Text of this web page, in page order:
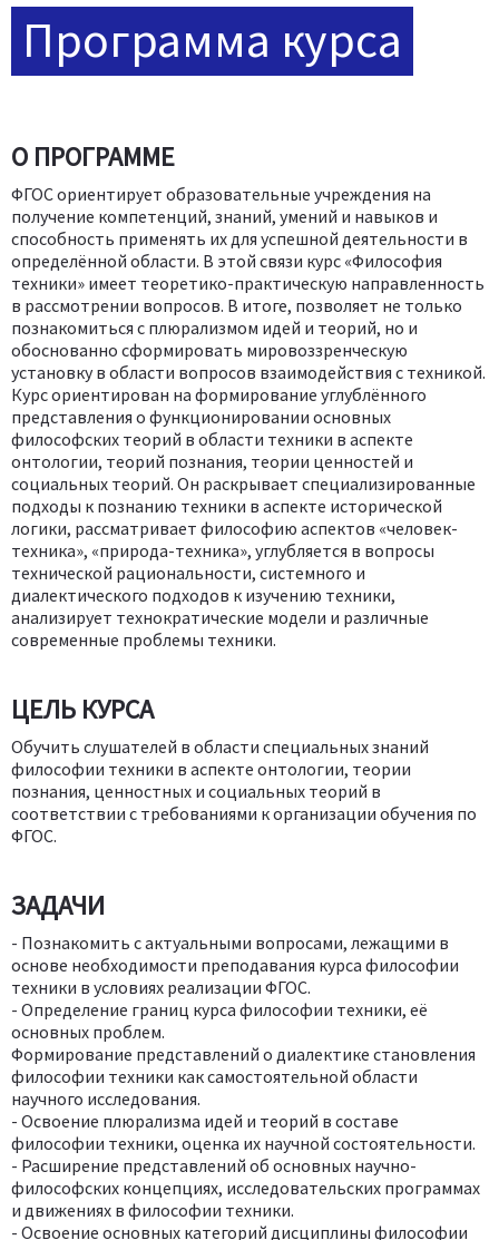
Программа курса
О ПРОГРАММЕ
ФГОС ориентирует образовательные учреждения на
получение компетенций, знаний, умений и навыков и
способность применять их для успешной деятельности в
определённой области. В этой связи курс «Философия
техники» имеет теоретико-практическую направленность
в рассмотрении вопросов. В итоге, позволяет не только
познакомиться с плюрализмом идей и теорий, но и
обоснованно сформировать мировоззренческую
установку в области вопросов взаимодействия с техникой.
Курс ориентирован на формирование углублённого
представления о функционировании основных
философских теорий в области техники в аспекте
онтологии, теорий познания, теории ценностей и
социальных теорий. Он раскрывает специализированные
подходы к познанию техники в аспекте исторической
логики, рассматривает философию аспектов «человек-
техника», «природа-техника», углубляется в вопросы
технической рациональности, системного и
диалектического подходов к изучению техники,
анализирует технократические модели и различные
современные проблемы техники.
ЦЕЛЬ КУРСА
Обучить слушателей в области специальных знаний
философии техники в аспекте онтологии, теории
познания, ценностных и социальных теорий в
соответствии с требованиями к организации обучения по
ФГОС.
ЗАДАЧИ
- Познакомить с актуальными вопросами, лежащими в
основе необходимости преподавания курса философии
техники в условиях реализации ФГОС.
- Определение границ курса философии техники, её
основных проблем.
Формирование представлений о диалектике становления
философии техники как самостоятельной области
научного исследования.
- Освоение плюрализма идей и теорий в составе
философии техники, оценка их научной состоятельности.
- Расширение представлений об основных научно-
философских концепциях, исследовательских программах
и движениях в философии техники.
- Освоение основных категорий дисциплины философии